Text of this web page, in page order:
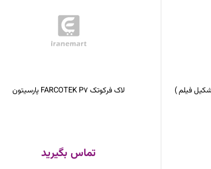
فیلم ) لاک فرکوتک FARCOTEK P7 پارسیتون
تماس بگیرید